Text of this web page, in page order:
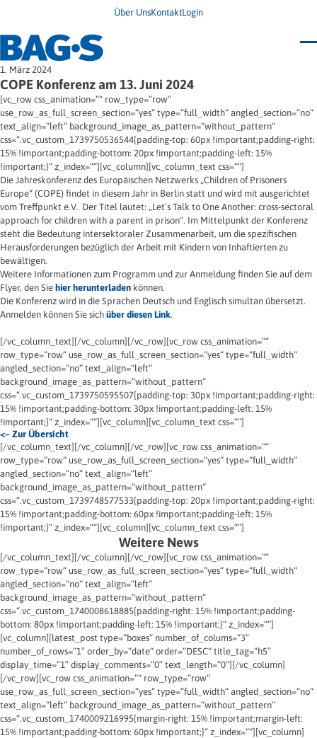
Über UnsKontaktLogin
Bundestagung 2026
Wo finde ich Hilfe?
News
Termine
Veröffentlichungen
Infodienst
Wegweiser
Jugendbroschüre
Impulse
Presse & Stellungnahmen
Newsletter
Unsere Themen
Angehörige
Ersatzfreiheitsstrafe
Freie Straffälligenhilfe
Gesundheit
Migration
Frauen
Wohnen
1. März 2024
COPE Konferenz am 13. Juni 2024
[vc_row css_animation=““ row_type=“row“
use_row_as_full_screen_section=“yes“ type=“full_width“ angled_section=“no“
text_align=“left“ background_image_as_pattern=“without_pattern“
css=“.vc_custom_1739750536544{padding-top: 60px !important;padding-right:
15% !important;padding-bottom: 20px !important;padding-left: 15%
!important;}“ z_index=““][vc_column][vc_column_text css=““]
Die Jahreskonferenz des Europäischen Netzwerks „Children of Prisoners
Europe“ (COPE) findet in diesem Jahr in Berlin statt und wird mit ausgerichtet
vom Treffpunkt e.V.. Der Titel lautet: „Let’s Talk to One Another: cross-sectoral
approach for children with a parent in prison“. Im Mittelpunkt der Konferenz
steht die Bedeutung intersektoraler Zusammenarbeit, um die spezifischen
Herausforderungen bezüglich der Arbeit mit Kindern von Inhaftierten zu
bewältigen.
Weitere Informationen zum Programm und zur Anmeldung finden Sie auf dem
Flyer, den Sie hier herunterladen können.
Die Konferenz wird in die Sprachen Deutsch und Englisch simultan übersetzt.
Anmelden können Sie sich über diesen Link.
[/vc_column_text][/vc_column][/vc_row][vc_row css_animation=““
row_type=“row“ use_row_as_full_screen_section=“yes“ type=“full_width“
angled_section=“no“ text_align=“left“
background_image_as_pattern=“without_pattern“
css=“.vc_custom_1739750595507{padding-top: 30px !important;padding-right:
15% !important;padding-bottom: 30px !important;padding-left: 15%
!important;}“ z_index=““][vc_column][vc_column_text css=““]
<– Zur Übersicht
[/vc_column_text][/vc_column][/vc_row][vc_row css_animation=““
row_type=“row“ use_row_as_full_screen_section=“yes“ type=“full_width“
angled_section=“no“ text_align=“left“
background_image_as_pattern=“without_pattern“
css=“.vc_custom_1739748577533{padding-top: 20px !important;padding-right:
15% !important;padding-bottom: 60px !important;padding-left: 15%
!important;}“ z_index=““][vc_column][vc_column_text css=““]
Weitere News
[/vc_column_text][/vc_column][/vc_row][vc_row css_animation=““
row_type=“row“ use_row_as_full_screen_section=“yes“ type=“full_width“
angled_section=“no“ text_align=“left“
background_image_as_pattern=“without_pattern“
css=“.vc_custom_1740008618885{padding-right: 15% !important;padding-
bottom: 80px !important;padding-left: 15% !important;}“ z_index=““]
[vc_column][latest_post type=“boxes“ number_of_colums=“3″
number_of_rows=“1″ order_by=“date“ order=“DESC“ title_tag=“h5″
display_time=“1″ display_comments=“0″ text_length=“0″][/vc_column]
[/vc_row][vc_row css_animation=““ row_type=“row“
use_row_as_full_screen_section=“yes“ type=“full_width“ angled_section=“no“
text_align=“left“ background_image_as_pattern=“without_pattern“
css=“.vc_custom_1740009216995{margin-right: 15% !important;margin-left:
15% !important;padding-bottom: 60px !important;}“ z_index=““][vc_column]